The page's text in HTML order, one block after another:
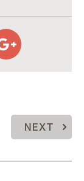
NEXT